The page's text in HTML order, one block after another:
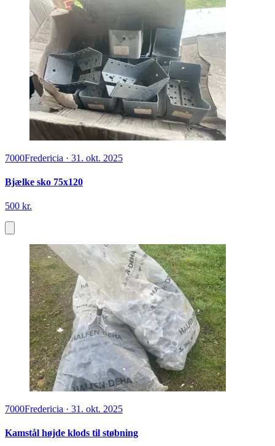
7000Fredericia · 31. okt. 2025
Bjælke sko 75x120
500 kr.
7000Fredericia · 31. okt. 2025
Kamstål højde klods til støbning